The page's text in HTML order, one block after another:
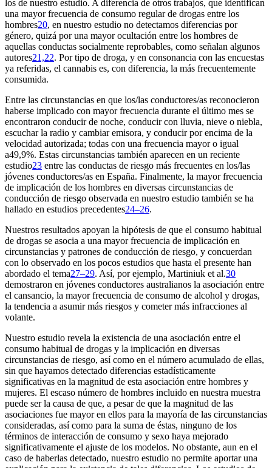
los de nuestro estudio. A diferencia de otros trabajos, que identifican
una mayor frecuencia de consumo regular de drogas entre los
hombres20, en nuestro estudio no detectamos diferencias por
género, quizá por una mayor ocultación entre los hombres de
aquellas conductas socialmente reprobables, como señalan algunos
autores21,22. Por tipo de droga, y en consonancia con las encuestas
ya referidas, el cannabis es, con diferencia, la más frecuentemente
consumida.
Entre las circunstancias en que los/las conductores/as reconocieron
haberse implicado con mayor frecuencia durante el último mes se
encontraron conducir de noche, conducir con lluvia, nieve o niebla,
escuchar la radio y cambiar emisora, y conducir por encima de la
velocidad autorizada; todas con una frecuencia mayor o igual
a49,9%. Estas circunstancias también aparecen en un reciente
estudio23 entre las conductas de riesgo más frecuentes en los/las
jóvenes conductores/as en España. Finalmente, la mayor frecuencia
de implicación de los hombres en diversas circunstancias de
conducción de riesgo observada en nuestro estudio también se ha
hallado en estudios precedentes24–26.
Nuestros resultados apoyan la hipótesis de que el consumo habitual
de drogas se asocia a una mayor frecuencia de implicación en
circunstancias y patrones de conducción de riesgo, y concuerdan
con lo observado en los pocos estudios que hasta el presente han
abordado el tema27–29. Así, por ejemplo, Martiniuk et al.30
demostraron en jóvenes conductores australianos la asociación entre
el cansancio, la mayor frecuencia de consumo de alcohol y drogas,
la tendencia a asumir más riesgos y cometer más infracciones al
volante.
Nuestro estudio revela la existencia de una asociación entre el
consumo habitual de drogas y la implicación en diversas
circunstancias de riesgo, así como en el número acumulado de ellas,
sin que hayamos detectado diferencias estadísticamente
significativas en la magnitud de esta asociación entre hombres y
mujeres. El escaso número de hombres incluido en nuestra muestra
puede ser la causa de que, a pesar de que la magnitud de las
asociaciones fue mayor en ellos para la mayoría de las circunstancias
consideradas, así como para la suma de éstas, ninguno de los
términos de interacción de consumo y sexo haya mejorado
significativamente el ajuste de los modelos. No obstante, aun en el
caso de haberlas detectado, nuestro estudio no permite aportar una